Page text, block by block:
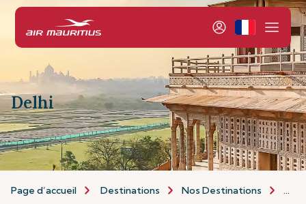
Delhi
Page d’accueil Destinations Nos Destinations